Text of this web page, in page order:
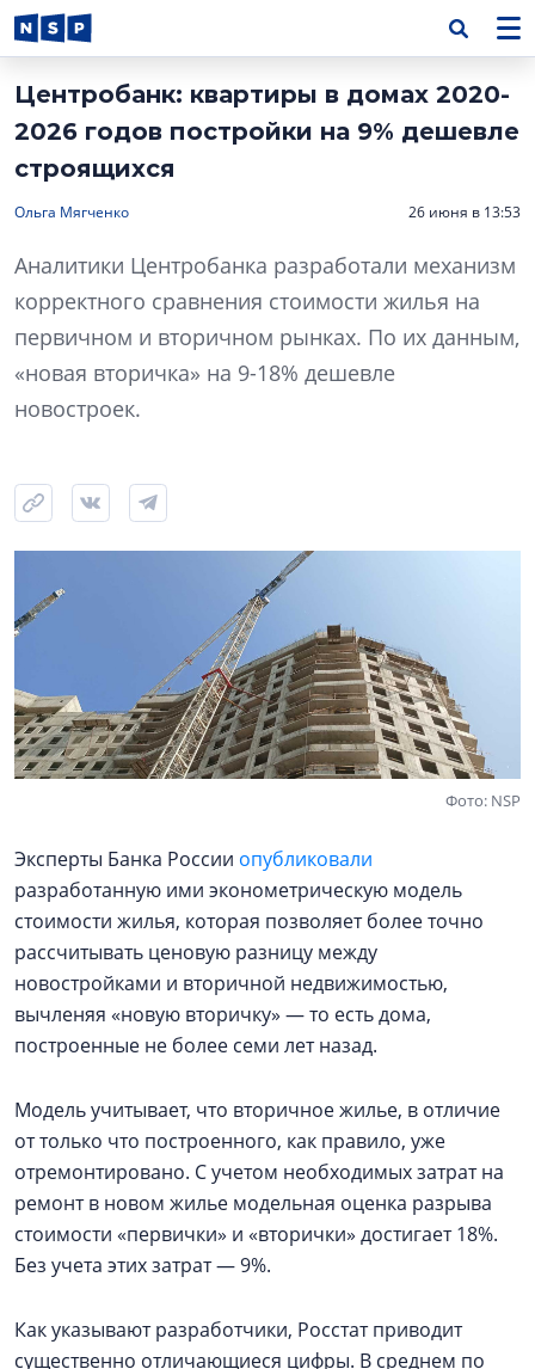
Центробанк: квартиры в домах 2020-
2026 годов постройки на 9% дешевле
строящихся
Ольга Мягченко 26 июня в 13:53
Аналитики Центробанка разработали механизм
корректного сравнения стоимости жилья на
первичном и вторичном рынках. По их данным,
«новая вторичка» на 9-18% дешевле
новостроек.
Фото: NSP
Эксперты Банка России опубликовали
разработанную ими эконометрическую модель
стоимости жилья, которая позволяет более точно
рассчитывать ценовую разницу между
новостройками и вторичной недвижимостью,
вычленяя «новую вторичку» — то есть дома,
построенные не более семи лет назад.
Модель учитывает, что вторичное жилье, в отличие
от только что построенного, как правило, уже
отремонтировано. С учетом необходимых затрат на
ремонт в новом жилье модельная оценка разрыва
стоимости «первички» и «вторички» достигает 18%.
Без учета этих затрат — 9%.
Как указывают разработчики, Росстат приводит
существенно отличающиеся цифры. В среднем по